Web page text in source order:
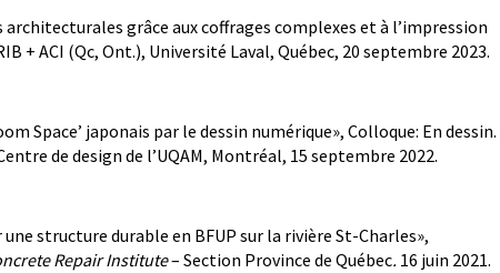
grâce aux coffrages complexes et à l’impression
+ ACI (Qc, Ont.), Université Laval, Québec, 20 septembre 2023.
Space’ japonais par le dessin numérique», Colloque: En dessin.
de design de l’UQAM, Montréal, 15 septembre 2022.
structure durable en BFUP sur la rivière St-Charles»,
Repair Institute– Section Province de Québec. 16 juin 2021.